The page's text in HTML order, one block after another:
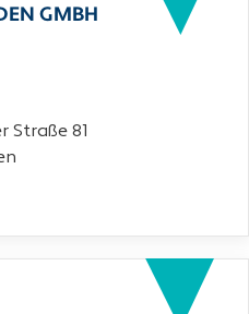
GMBH
Straße 81